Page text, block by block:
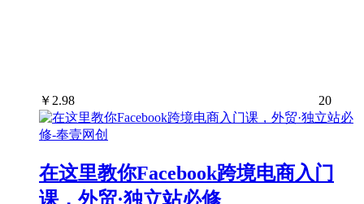
￥ 2.98 20
在这里教你Facebook跨境电商入门
课，外贸·独立站必修